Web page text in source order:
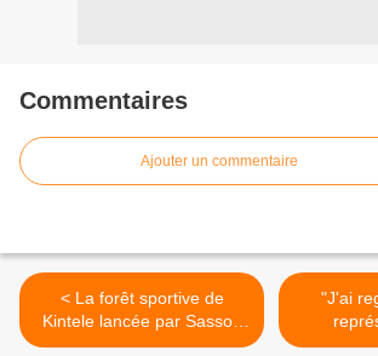
Commentaires
Ajouter un commentaire
< La forêt sportive de
Kintele lancée par Sassou
N'Guesso
"J'ai